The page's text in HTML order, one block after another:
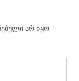
არ იყო.